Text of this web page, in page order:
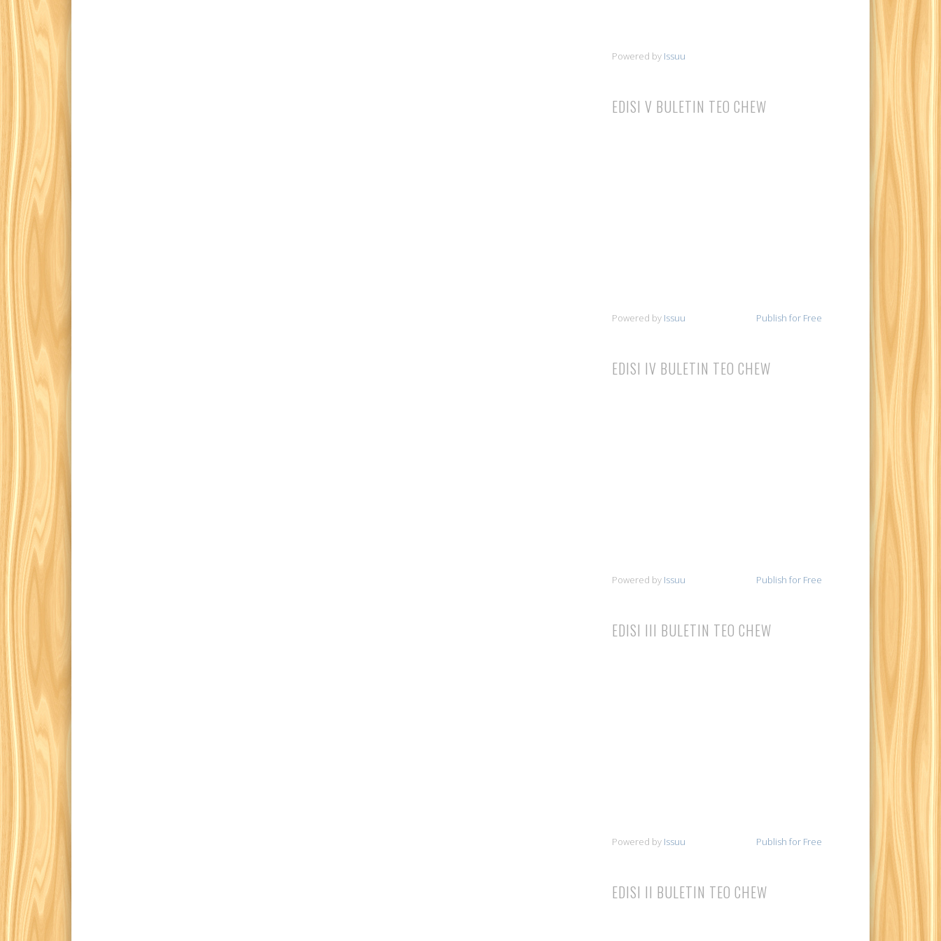
Powered by Issuu
EDISI V BULETIN TEO CHEW
Powered by Issuu Publish for Free
EDISI IV BULETIN TEO CHEW
Powered by Issuu Publish for Free
EDISI III BULETIN TEO CHEW
Powered by Issuu Publish for Free
EDISI II BULETIN TEO CHEW